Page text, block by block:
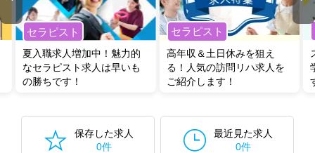
セラピスト
夏入職求人増加中！魅力的
なセラピスト求人は早いも
の勝ちです！
セラピスト
高年収＆土日休みを狙え
る！人気の訪問リハ求人を
ご紹介します！
保存した求人
0件
最近見た求人
0件